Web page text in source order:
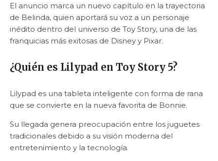
El anuncio marca un nuevo capítulo en la trayectoria
de Belinda, quien aportará su voz a un personaje
inédito dentro del universo de Toy Story, una de las
franquicias más exitosas de Disney y Pixar.
¿Quién es Lilypad en Toy Story 5?
Lilypad es una tableta inteligente con forma de rana
que se convierte en la nueva favorita de Bonnie.
Su llegada genera preocupación entre los juguetes
tradicionales debido a su visión moderna del
entretenimiento y la tecnología.